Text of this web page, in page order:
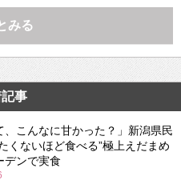
みる
事
、こんなに甘かった？」新潟県民
くないほど食べる”極上えだまめ
デンで実食